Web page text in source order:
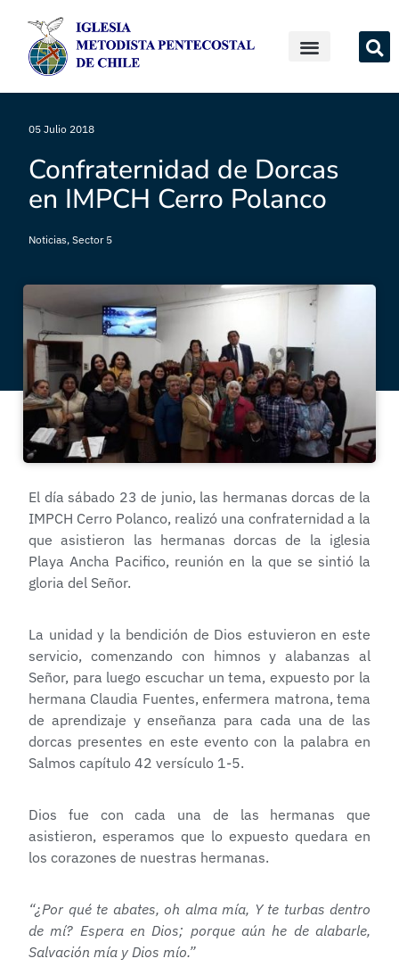
05 Julio 2018
Confraternidad de Dorcas
en IMPCH Cerro Polanco
Noticias, Sector 5
El día sábado 23 de junio, las hermanas dorcas de la
IMPCH Cerro Polanco, realizó una confraternidad a la
que asistieron las hermanas dorcas de la iglesia
Playa Ancha Pacifico, reunión en la que se sintió la
gloria del Señor.
La unidad y la bendición de Dios estuvieron en este
servicio, comenzando con himnos y alabanzas al
Señor, para luego escuchar un tema, expuesto por la
hermana Claudia Fuentes, enfermera matrona, tema
de aprendizaje y enseñanza para cada una de las
dorcas presentes en este evento con la palabra en
Salmos capítulo 42 versículo 1-5.
Dios fue con cada una de las hermanas que
asistieron, esperamos que lo expuesto quedara en
los corazones de nuestras hermanas.
“¿Por qué te abates, oh alma mía, Y te turbas dentro
de mí? Espera en Dios; porque aún he de alabarle,
Salvación mía y Dios mío.”